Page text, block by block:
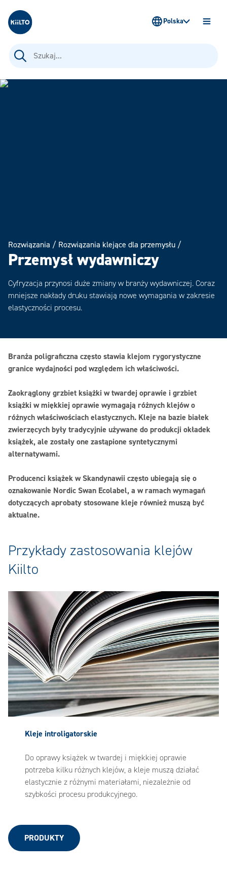
Kiilto Poland
Szukaj:
Polska
Rozwiązania / Rozwiązania klejące dla przemysłu /
Przemysł wydawniczy
Cyfryzacja przynosi duże zmiany w branży wydawniczej. Coraz
mniejsze nakłady druku stawiają nowe wymagania w zakresie
elastyczności procesu.
Branża poligraficzna często stawia klejom rygorystyczne
granice wydajności pod względem ich właściwości.
Zaokrąglony grzbiet książki w twardej oprawie i grzbiet
książki w miękkiej oprawie wymagają różnych klejów o
różnych właściwościach elastycznych. Kleje na bazie białek
zwierzęcych były tradycyjnie używane do produkcji okładek
książek, ale zostały one zastąpione syntetycznymi
alternatywami.
Producenci książek w Skandynawii często ubiegają się o
oznakowanie Nordic Swan Ecolabel, a w ramach wymagań
dotyczących aprobaty stosowane kleje również muszą być
aktualne.
Przykłady zastosowania klejów
Kiilto
Kleje introligatorskie
Do oprawy książek w twardej i miękkiej oprawie
potrzeba kilku różnych klejów, a kleje muszą działać
elastycznie z różnymi materiałami, niezależnie od
szybkości procesu produkcyjnego.
PRODUKTY